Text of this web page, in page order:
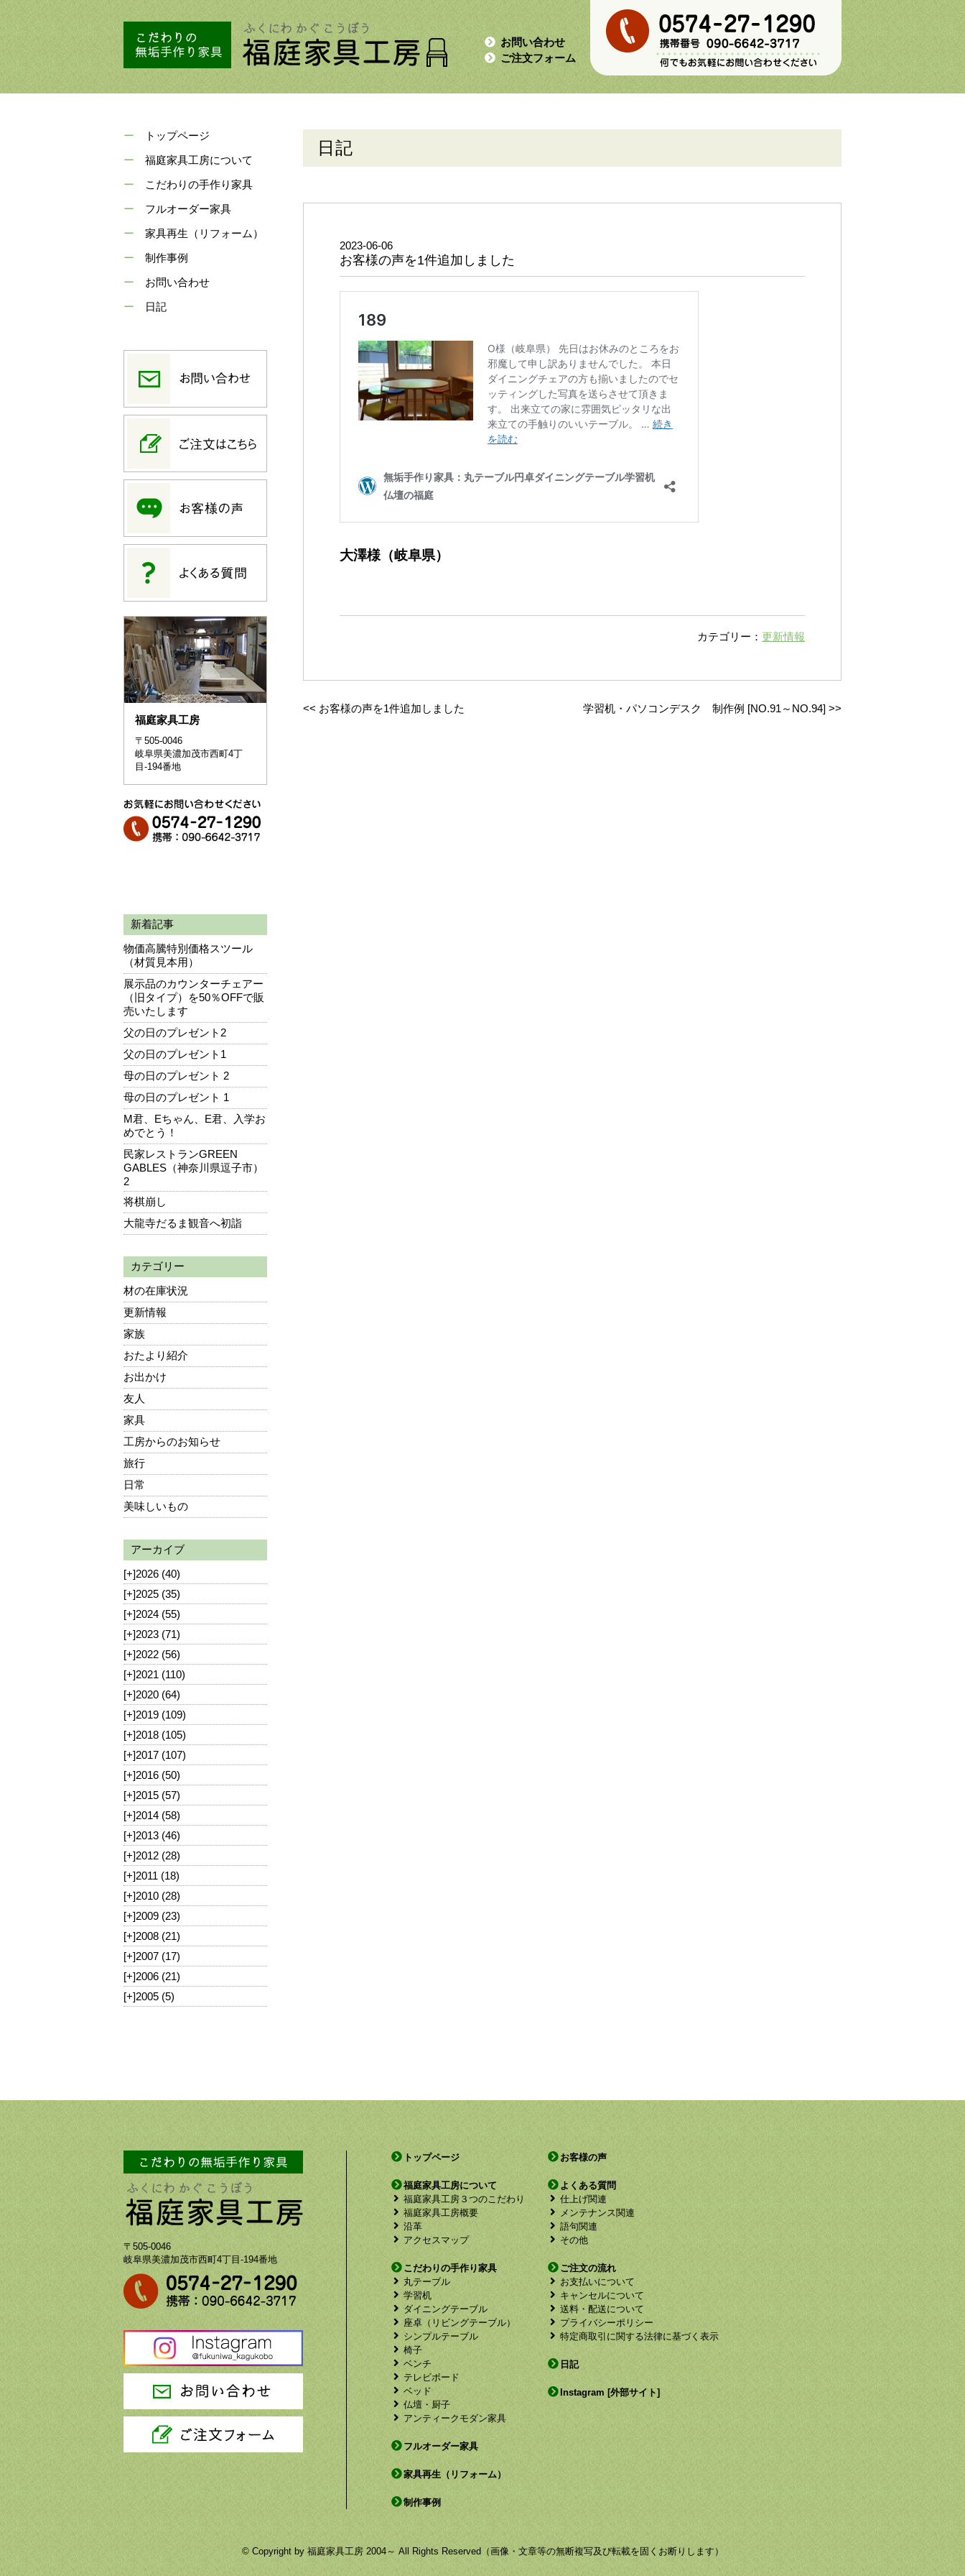
お問い合わせ
ご注文フォーム
トップページ
福庭家具工房について
こだわりの手作り家具
フルオーダー家具
家具再生（リフォーム）
制作事例
お問い合わせ
日記
福庭家具工房
〒505-0046
岐阜県美濃加茂市西町4丁
目-194番地
新着記事
物価高騰特別価格スツール
（材質見本用）
展示品のカウンターチェアー
（旧タイプ）を50％OFFで販
売いたします
父の日のプレゼント2
父の日のプレゼント1
母の日のプレゼント 2
母の日のプレゼント 1
M君、Eちゃん、E君、入学お
めでとう！
民家レストランGREEN
GABLES（神奈川県逗子市）
2
将棋崩し
大龍寺だるま観音へ初詣
カテゴリー
材の在庫状況
更新情報
家族
おたより紹介
お出かけ
友人
家具
工房からのお知らせ
旅行
日常
美味しいもの
アーカイブ
[+]2026 (40)
[+]2025 (35)
[+]2024 (55)
[+]2023 (71)
[+]2022 (56)
[+]2021 (110)
[+]2020 (64)
[+]2019 (109)
[+]2018 (105)
[+]2017 (107)
[+]2016 (50)
[+]2015 (57)
[+]2014 (58)
[+]2013 (46)
[+]2012 (28)
[+]2011 (18)
[+]2010 (28)
[+]2009 (23)
[+]2008 (21)
[+]2007 (17)
[+]2006 (21)
[+]2005 (5)
日記
2023-06-06
お客様の声を1件追加しました
大澤様（岐阜県）
カテゴリー： 更新情報
<< お客様の声を1件追加しました 学習机・パソコンデスク 制作例 [NO.91～NO.94] >>
〒505-0046
岐阜県美濃加茂市西町4丁目-194番地
トップページ
福庭家具工房について
福庭家具工房３つのこだわり
福庭家具工房概要
沿革
アクセスマップ
こだわりの手作り家具
丸テーブル
学習机
ダイニングテーブル
座卓（リビングテーブル）
シンプルテーブル
椅子
ベンチ
テレビボード
ベッド
仏壇・厨子
アンティークモダン家具
フルオーダー家具
家具再生（リフォーム）
制作事例
お客様の声
よくある質問
仕上げ関連
メンテナンス関連
語句関連
その他
ご注文の流れ
お支払いについて
キャンセルについて
送料・配送について
プライバシーポリシー
特定商取引に関する法律に基づく表示
日記
Instagram [外部サイト]
© Copyright by 福庭家具工房 2004～ All Rights Reserved（画像・文章等の無断複写及び転載を固くお断りします）